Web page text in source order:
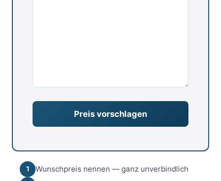
1 Wunschpreis nennen — ganz unverbindlich